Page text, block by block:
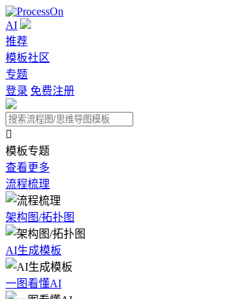
AI
推荐
模板社区
专题
登录 免费注册

模板专题
查看更多
流程梳理
架构图/拓扑图
AI生成模板
一图看懂AI